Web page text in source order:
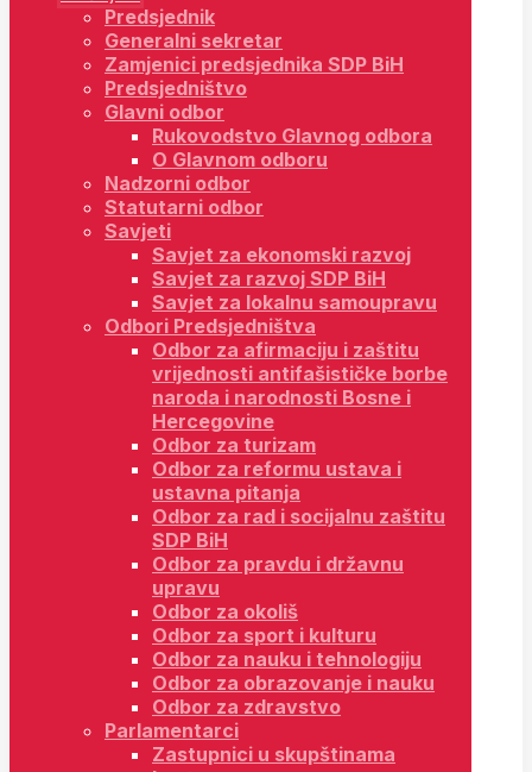
Predsjednik
Generalni sekretar
Zamjenici predsjednika SDP BiH
Predsjedništvo
Glavni odbor
Rukovodstvo Glavnog odbora
O Glavnom odboru
Nadzorni odbor
Statutarni odbor
Savjeti
Savjet za ekonomski razvoj
Savjet za razvoj SDP BiH
Savjet za lokalnu samoupravu
Odbori Predsjedništva
Odbor za afirmaciju i zaštitu
vrijednosti antifašističke borbe
naroda i narodnosti Bosne i
Hercegovine
Odbor za turizam
Odbor za reformu ustava i
ustavna pitanja
Odbor za rad i socijalnu zaštitu
SDP BiH
Odbor za pravdu i državnu
upravu
Odbor za okoliš
Odbor za sport i kulturu
Odbor za nauku i tehnologiju
Odbor za obrazovanje i nauku
Odbor za zdravstvo
Parlamentarci
Zastupnici u skupštinama